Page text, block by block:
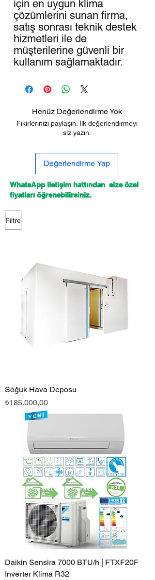
için en uygun klima
çözümlerini sunan firma,
satış sonrası teknik destek
hizmetleri ile de
müşterilerine güvenli bir
kullanım sağlamaktadır.
Henüz Değerlendirme Yok
Fikirlerinizi paylaşın. İlk değerlendirmeyi
siz yazın.
Değerlendirme Yap
WhatsApp iletişim hattından size özel
fiyatları öğrenebilirsiniz.
Filtre
Soğuk Hava Deposu
Fiyat
₺185.000,00
Daikin Sensira 7000 BTU/h | FTXF20F
Inverter Klima R32